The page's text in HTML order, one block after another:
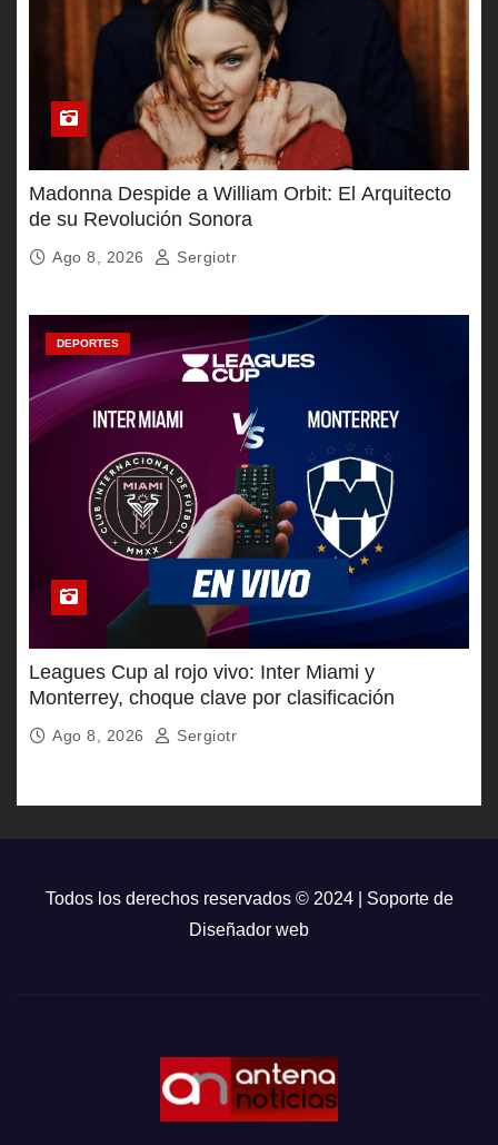
Madonna Despide a William Orbit: El Arquitecto
de su Revolución Sonora
Ago 8, 2026 Sergiotr
DEPORTES
Leagues Cup al rojo vivo: Inter Miami y
Monterrey, choque clave por clasificación
Ago 8, 2026 Sergiotr
Todos los derechos reservados © 2024 | Soporte de
Diseñador web